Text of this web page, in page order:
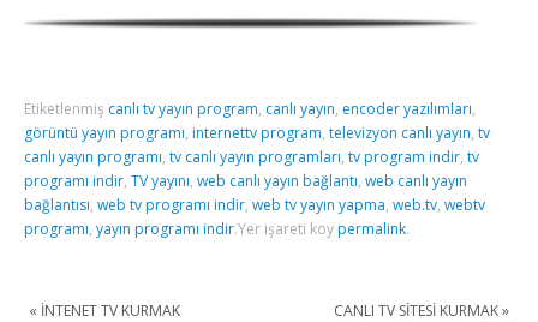
Etiketlenmiş canlı tv yayın program, canlı yayın, encoder yazılımları,
görüntü yayın programı, internettv program,televizyon canlı yayın,tv
canlı yayın programı,tv canlı yayın programları,tv program indir,tv
programı indir,TV yayını,web canlı yayın bağlantı,web canlı yayın
bağlantısı,web tv programı indir,web tv yayın yapma,web.tv,webtv
programı,yayın programı indir.Yer işareti koy permalink.
« İNTENET TV KURMAK
CANLI TV SİTESİ KURMAK»